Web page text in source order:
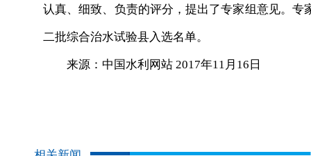
认真、细致、负责的评分，提出了专家组意见。
二批综合治水试验县入选名单。
来源：中国水利网站 2017年11月16日